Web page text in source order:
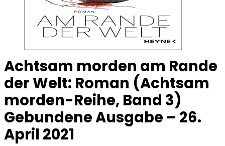
Achtsam morden am Rande
der Welt: Roman (Achtsam
morden-Reihe, Band 3)
Gebundene Ausgabe – 26.
April 2021